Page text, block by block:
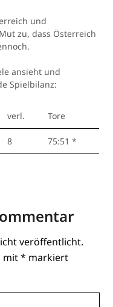
und
zu, dass Österreich
ansieht und
Spielbilanz:
verl. Tore
8 75:51 *
veröffentlicht.
mit* markiert